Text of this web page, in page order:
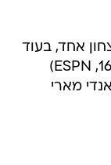
אחד, בעוד
לאנדי רודיק נקי מניצחונות. היום (16:00, ESPN)
מארי